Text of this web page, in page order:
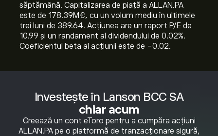
Investește în Lanson BCC SA
chiar acum
Creează un cont eToro pentru a cumpăra acțiuni
ALLAN.PA pe o platformă de tranzacționare sigură,
săptămână. Capitalizarea de piață a ALLAN.PA
este de 178.39M‎€‎, cu un volum mediu în ultimele
trei luni de 389.64. Acțiunea are un raport P/E de
10.99 și un randament al dividendului de 0.02%.
Coeficientul beta al acțiunii este de -0.02.